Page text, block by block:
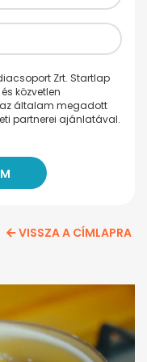
Zrt. Startlap
közvetlen
az általam megadott
partnerei ajánlatával.
VISSZA A CÍMLAPRA